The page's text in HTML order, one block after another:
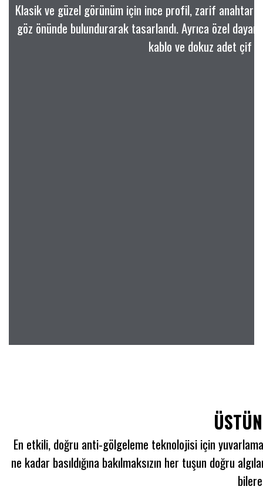
Klasik ve güzel görünüm için ince profil, zarif anahtar
göz önünde bulundurarak tasarlandı. Ayrıca özel
kablo ve dokuz adet çif
En etkili, doğru anti-gölgeleme teknolojisi için
ne kadar basıldığına bakılmaksızın her tuşun doğru